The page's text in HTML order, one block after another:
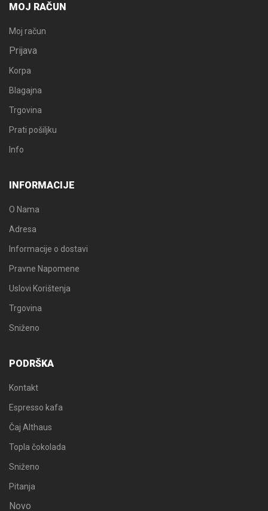
MOJ RAČUN
Moj račun
Prijava
Korpa
Blagajna
Trgovina
Prati pošiljku
Info
INFORMACIJE
O Nama
Adresa
Informacije o dostavi
Pravne Napomene
Uslovi Korištenja
Trgovina
Sniženo
PODRŠKA
Kontakt
Espresso kafa
Čaj Althaus
Topla čokolada
Sniženo
Pitanja
Novo